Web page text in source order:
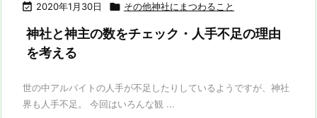
 2020年1月30日  その他神社にまつわること
神社と神主の数をチェック・人手不足の理由
を考える
世の中アルバイトの人手が不足したりしているようですが、神社
界も人手不足。 今回はいろんな観 ...